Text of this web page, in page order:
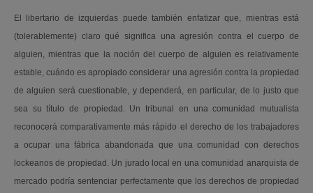
El libertario de izquierdas puede también enfatizar que, mientras está
(tolerablemente) claro qué significa una agresión contra el cuerpo de
alguien, mientras que la noción del cuerpo de alguien es relativamente
estable, cuándo es apropiado considerar una agresión contra la propiedad
de alguien será cuestionable, y dependerá, en particular, de lo justo que
sea su título de propiedad. Un tribunal en una comunidad mutualista
reconocerá comparativamente más rápido el derecho de los trabajadores
a ocupar una fábrica abandonada que una comunidad con derechos
lockeanos de propiedad. Un jurado local en una comunidad anarquista de
mercado podría sentenciar perfectamente que los derechos de propiedad